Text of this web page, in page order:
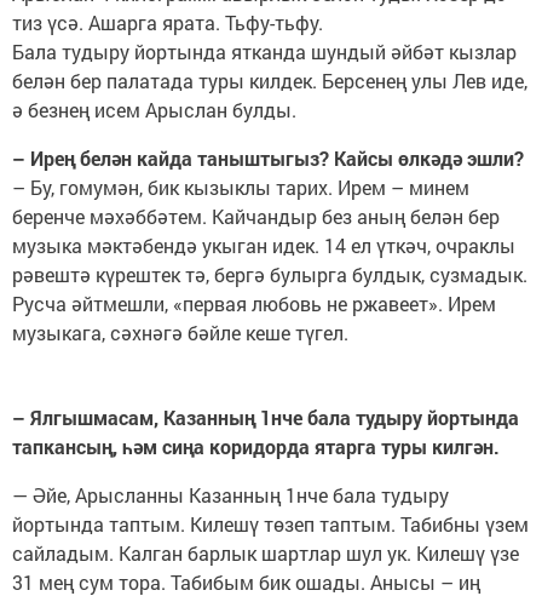
тиз үсә. Ашарга ярата. Тьфу-тьфу.
Бала тудыру йортында ятканда шундый әйбәт кызлар
белән бер палатада туры килдек. Берсенең улы Лев иде,
ә безнең исем Арыслан булды.
– Ирең белән кайда таныштыгыз? Кайсы өлкәдә эшли?
– Бу, гомумән, бик кызыклы тарих. Ирем – минем
беренче мәхәббәтем. Кайчандыр без аның белән бер
музыка мәктәбендә укыган идек. 14 ел үткәч, очраклы
рәвештә күрештек тә, бергә булырга булдык, сузмадык.
Русча әйтмешли, «первая любовь не ржавеет». Ирем
музыкага, сәхнәгә бәйле кеше түгел.
– Ялгышмасам, Казанның 1нче бала тудыру йортында
тапкансың, һәм сиңа коридорда ятарга туры килгән.
— Әйе, Арысланны Казанның 1нче бала тудыру
йортында таптым. Килешү төзеп таптым. Табибны үзем
сайладым. Калган барлык шартлар шул ук. Килешү үзе
31 мең сум тора. Табибым бик ошады. Анысы – иң